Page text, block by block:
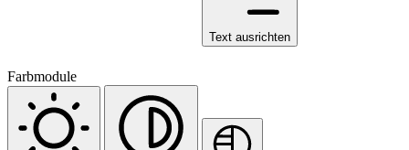
Text ausrichten
Farbmodule